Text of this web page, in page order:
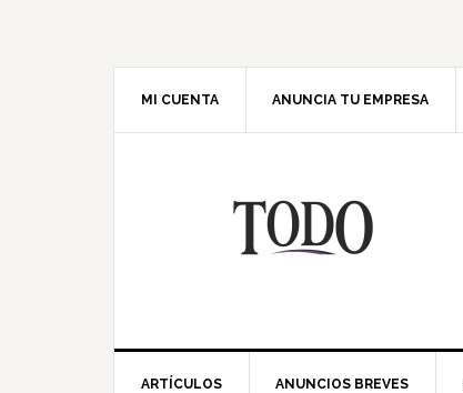
MI CUENTA ANUNCIA TU EMPRESA
ARTÍCULOS ANUNCIOS BREVES